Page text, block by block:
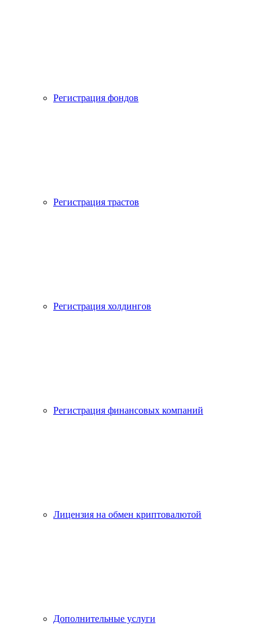
Регистрация фондов
Регистрация трастов
Регистрация холдингов
Регистрация финансовых компаний
Лицензия на обмен криптовалютой
Дополнительные услуги